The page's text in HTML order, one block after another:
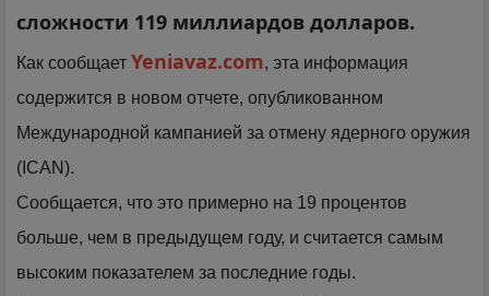
сложности 119 миллиардов долларов.
Как сообщает Yeniavaz.com, эта информация
содержится в новом отчете, опубликованном
Международной кампанией за отмену ядерного оружия
(ICAN).
Сообщается, что это примерно на 19 процентов
больше, чем в предыдущем году, и считается самым
высоким показателем за последние годы.